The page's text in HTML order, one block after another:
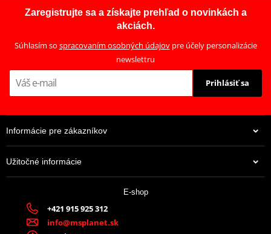
Zaregistrujte sa a získajte prehľad o novinkách a
akciách.
Súhlasím so spracovaním osobných údajovpre účely personalizácie
newslettru
Prihlásiť sa
Informácie pre zákazníkov
Užitočné informácie
E-shop
+421 915 925 312
info@msplanet.sk